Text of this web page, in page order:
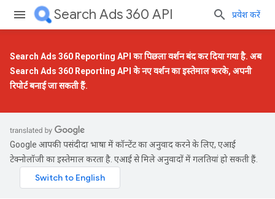
Search Ads 360 API प्रवेश करें
Search Ads 360 Reporting API का पिछला वर्शन बंद कर दिया गया है. अब
Search Ads 360 Reporting API के नए वर्शनका इस्तेमाल करके, अपनी
रिपोर्ट बनाई जा सकती हैं.
Google आपकी पसंदीदा भाषा में कॉन्टेंट का अनुवाद करने के लिए, एआई
टेक्नोलॉजी का इस्तेमाल करता है. एआई से मिले अनुवादों में गलतियां हो सकती हैं.